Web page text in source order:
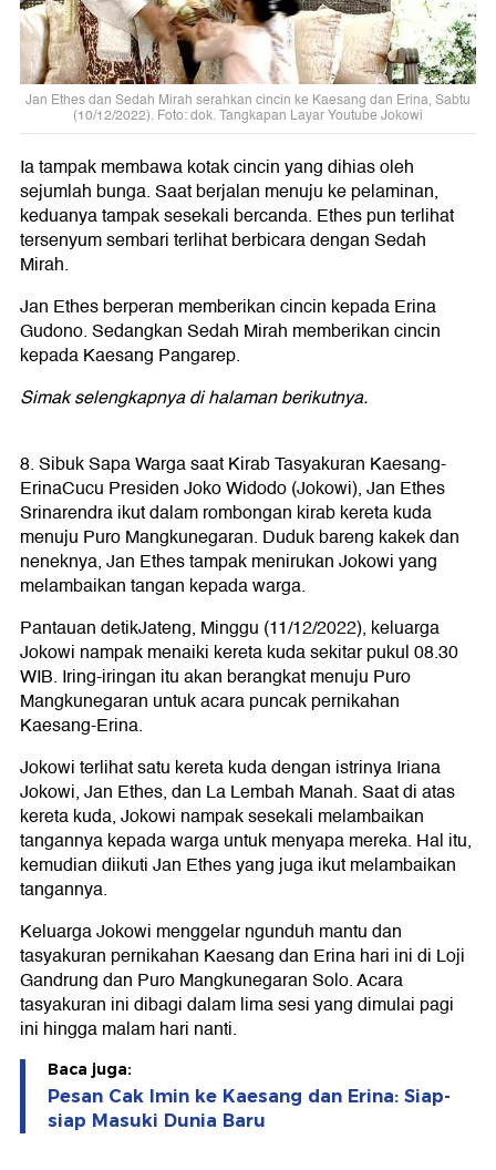
Jan Ethes dan Sedah Mirah serahkan cincin ke Kaesang dan Erina, Sabtu
(10/12/2022). Foto: dok. Tangkapan Layar Youtube Jokowi
Ia tampak membawa kotak cincin yang dihias oleh
sejumlah bunga. Saat berjalan menuju ke pelaminan,
keduanya tampak sesekali bercanda. Ethes pun terlihat
tersenyum sembari terlihat berbicara dengan Sedah
Mirah.
Jan Ethes berperan memberikan cincin kepada Erina
Gudono. Sedangkan Sedah Mirah memberikan cincin
kepada Kaesang Pangarep.
Simak selengkapnya di halaman berikutnya.
8. Sibuk Sapa Warga saat Kirab Tasyakuran Kaesang-
ErinaCucu Presiden Joko Widodo (Jokowi), Jan Ethes
Srinarendra ikut dalam rombongan kirab kereta kuda
menuju Puro Mangkunegaran. Duduk bareng kakek dan
neneknya, Jan Ethes tampak menirukan Jokowi yang
melambaikan tangan kepada warga.
Pantauan detikJateng, Minggu (11/12/2022), keluarga
Jokowi nampak menaiki kereta kuda sekitar pukul 08.30
WIB. Iring-iringan itu akan berangkat menuju Puro
Mangkunegaran untuk acara puncak pernikahan
Kaesang-Erina.
Jokowi terlihat satu kereta kuda dengan istrinya Iriana
Jokowi, Jan Ethes, dan La Lembah Manah. Saat di atas
kereta kuda, Jokowi nampak sesekali melambaikan
tangannya kepada warga untuk menyapa mereka. Hal itu,
kemudian diikuti Jan Ethes yang juga ikut melambaikan
tangannya.
Keluarga Jokowi menggelar ngunduh mantu dan
tasyakuran pernikahan Kaesang dan Erina hari ini di Loji
Gandrung dan Puro Mangkunegaran Solo. Acara
tasyakuran ini dibagi dalam lima sesi yang dimulai pagi
ini hingga malam hari nanti.
Baca juga:
Pesan Cak Imin ke Kaesang dan Erina: Siap-
siap Masuki Dunia Baru